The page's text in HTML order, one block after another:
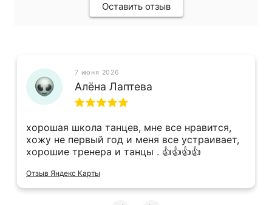
Оставить отзыв
7 июня 2026
Алёна Лаптева
хорошая школа танцев, мне все нравится,
хожу не первый год и меня все устраивает,
хорошие тренера и танцы . 👍👍👍👍
Отзыв Яндекс Карты